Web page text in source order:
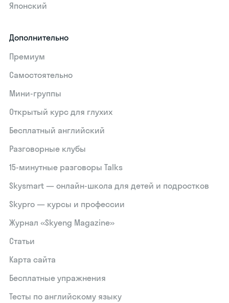
Японский
Дополнительно
Премиум
Самостоятельно
Мини-группы
Открытый курс для глухих
Бесплатный английский
Разговорные клубы
15‑минутные разговоры Talks
Skysmart — онлайн-школа для детей и подростков
Skypro — курсы и профессии
Журнал «Skyeng Magazine»
Статьи
Карта сайта
Бесплатные упражнения
Тесты по английскому языку